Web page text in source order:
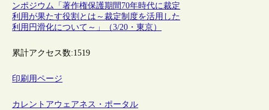
ンポジウム「著作権保護期間70年時代に裁定
利用が果たす役割とは～裁定制度を活用した
利用円滑化について～」（3/20・東京）
累計アクセス数:1519
印刷用ページ
カレントアウェアネス・ポータル